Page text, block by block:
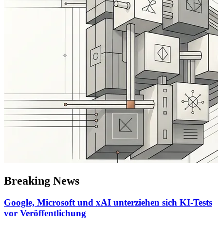
Breaking News
Google, Microsoft und xAI unterziehen sich KI-Tests
vor Veröffentlichung